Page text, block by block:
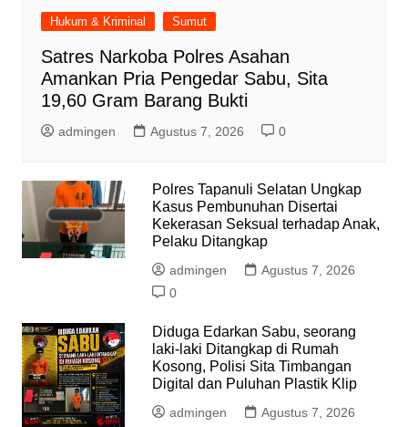
Hukum & Kriminal Sumut
Satres Narkoba Polres Asahan
Amankan Pria Pengedar Sabu, Sita
19,60 Gram Barang Bukti
admingen Agustus 7, 2026 0
Polres Tapanuli Selatan Ungkap
Kasus Pembunuhan Disertai
Kekerasan Seksual terhadap Anak,
Pelaku Ditangkap
admingen
Agustus 7, 2026
0
Diduga Edarkan Sabu, seorang
laki-laki Ditangkap di Rumah
Kosong, Polisi Sita Timbangan
Digital dan Puluhan Plastik Klip
admingen
Agustus 7, 2026